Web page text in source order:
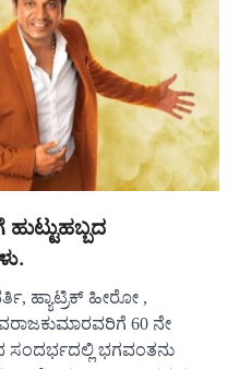
ಹ್ಯಾಟ್ರಿಕ್ ಹೀರೋ ,
60 ನೇ
ಸಂದರ್ಭದಲ್ಲಿ ಭಗವಂತನು